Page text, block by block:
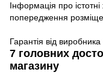
Інформація про
попередження
Гарантія від виробника
7 головних
магазину